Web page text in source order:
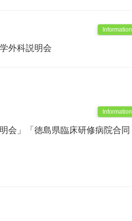
Information
外科説明会
Information
会」「徳島県臨床研修病院合同